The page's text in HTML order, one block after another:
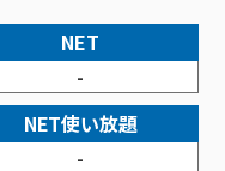
サービス料⾦表
ン
ップ
NET
-
NET使い放題
-